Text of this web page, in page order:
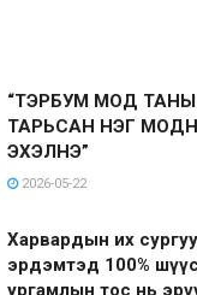
“ТЭРБУМ МОД ТАНЫ
ТАРЬСАН НЭГ
ЭХЭЛНЭ”
2026-05-22
Харвардын их
эрдэмтэд 100%
ургамлын тос нь